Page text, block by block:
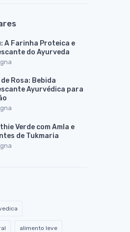
A Farinha Proteica e
do Ayurveda
Rosa: Bebida
Ayurvédica para
Verde com Amla e
de Tukmaria
alimento leve